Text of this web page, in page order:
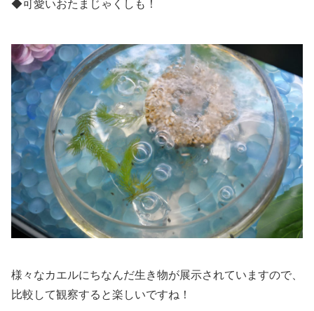
◆可愛いおたまじゃくしも！
様々なカエルにちなんだ生き物が展示されていますので、
比較して観察すると楽しいですね！